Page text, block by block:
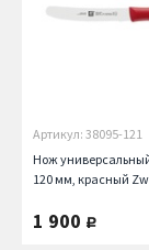
Артикул: 38095-121
Нож
120 мм, красный
1 900 руб.